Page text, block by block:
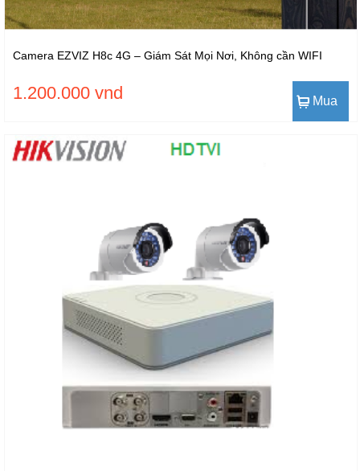
Camera EZVIZ H8c 4G – Giám Sát Mọi Nơi, Không cần WIFI
1.200.000 vnd Mua